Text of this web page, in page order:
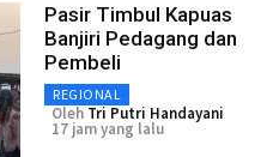
Pasir Timbul Kapuas
Banjiri Pedagang dan
Pembeli
REGIONAL
Oleh Tri Putri Handayani
17 jam yang lalu